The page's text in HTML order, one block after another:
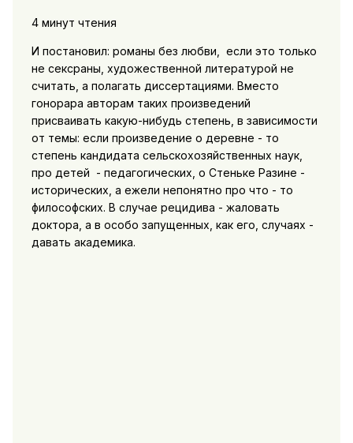
4 минут чтения
И постановил: романы без любви, если это только
не сексраны, художественной литературой не
считать, а полагать диссертациями. Вместо
гонорара авторам таких произведений
присваивать какую-нибудь степень, в зависимости
от темы: если произведение о деревне - то
степень кандидата сельскохозяйственных наук,
про детей - педагогических, о Стеньке Разине -
исторических, а ежели непонятно про что - то
философских. В случае рецидива - жаловать
доктора, а в особо запущенных, как его, случаях -
давать академика.